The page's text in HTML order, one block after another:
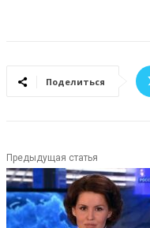
Поделиться
Предыдущая статья